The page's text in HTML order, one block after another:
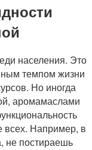
населения. Это
темпом жизни
Но иногда
аромамаслами
всех. Например, в
не постираешь